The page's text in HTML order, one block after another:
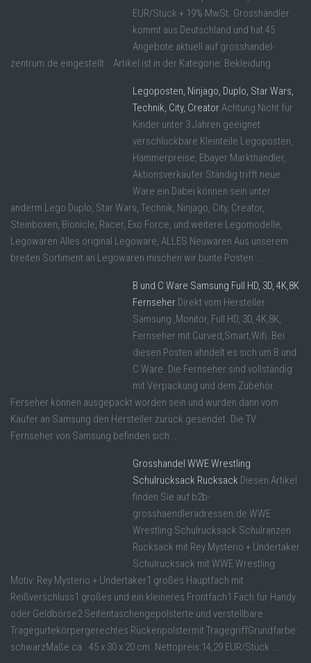
EUR/Stück + 19% MwSt. Grosshändler
kommt aus Deutschland und hat 45
Angebote aktuell auf grosshandel-
zentrum.de eingestellt. Artikel ist in der Kategorie: Bekleidung
Legoposten, Ninjago, Duplo, Star Wars,
Technik, City, CreatorAchtung Nicht für
Kinder unter 3 Jahren geeignet
verschluckbare Kleinteile Legoposten,
Hammerpreise, Ebayer Markthändler,
Aktionsverkäufer Ständig trifft neue
Ware ein Dabei können sein unter
anderm Lego Duplo, Star Wars, Technik, Ninjago, City, Creator,
Steinboxen, Bionicle, Racer, Exo Force, und weitere Legomodelle,
Legowaren Alles original Legoware, ALLES Neuwaren Aus unserem
breiten Sortiment an Legowaren mischen wir bunte Posten ...
B und C Ware Samsung Full HD, 3D, 4K,8K
Fernseher Direkt vom Hersteller
Samsung ,Monitor, Full HD, 3D, 4K,8K,
Fernseher mit Curved,Smart,Wifi. Bei
diesen Posten ahndelt es sich um B und
C Ware. Die Fernseher sind vollständig
mit Verpackung und dem Zubehör.
Ferseher können ausgepackt worden sein und wurden dann vom
Käufer an Samsung den Hersteller zurück gesendet. Die TV
Fernseher von Samsung befinden sich ...
Grosshandel WWE Wrestling
Schulrucksack Rucksack Diesen Artikel
finden Sie auf b2b-
grosshaendleradressen.de WWE
Wrestling Schulrucksack Schulranzen
Rucksack mit Rey Mysterio + Undertaker
Schulrucksack mit WWE Wrestling
Motiv: Rey Mysterio + Undertaker1 großes Hauptfach mit
Reißverschluss1 großes und ein kleineres Frontfach1 Fach für Handy
oder Geldbörse2 Seitentaschengepolsterte und verstellbare
Tragegurtekörpergerechtes Rückenpolstermit TragegriffGrundfarbe:
schwarzMaße ca.: 45 x 30 x 20 cm. Nettopreis:14,29 EUR/Stück ...